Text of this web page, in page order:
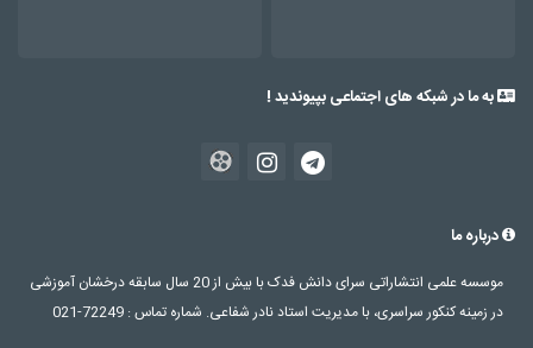
به ما در شبکه های اجتماعی بپیوندید !
درباره ما
موسسه علمی انتشاراتی سرای دانش فدک با بیش از 20 سال سابقه درخشان آموزشی
در زمینه کنکور سراسری، با مدیریت استاد نادر شفاعی. شماره تماس : 72249-021